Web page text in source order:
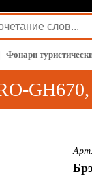
| Фонари